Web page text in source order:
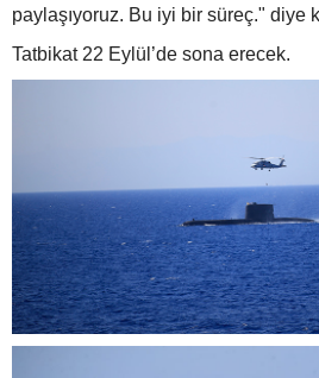
paylaşıyoruz. Bu iyi bir süreç." diye
Tatbikat 22 Eylül’de sona erecek.